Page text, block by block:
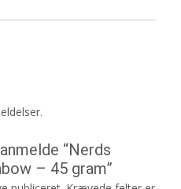
“Nerds
– 45 gram”